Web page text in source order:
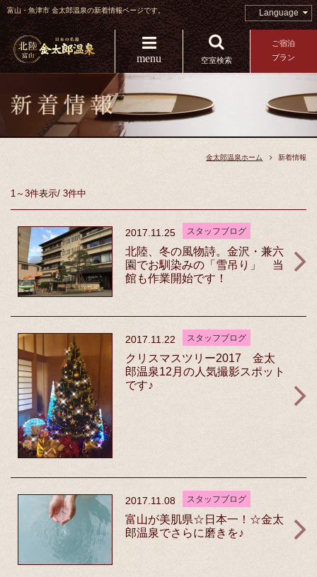
富山・魚津市 金太郎温泉の新着情報ページです。 Language
menu 空室検索
ご宿泊
プラン
金太郎温泉ホーム 新着情報
1～3件表示/ 3件中
2017.11.25 スタッフブログ
北陸、冬の風物詩。金沢・兼六
園でお馴染みの「雪吊り」 当
館も作業開始です！
2017.11.22 スタッフブログ
クリスマスツリー2017 金太
郎温泉12月の人気撮影スポット
です♪
2017.11.08 スタッフブログ
富山が美肌県☆日本一！☆金太
郎温泉でさらに磨きを♪